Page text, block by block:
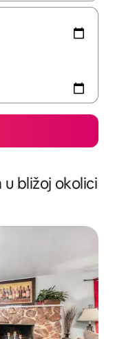
u bližoj okolici